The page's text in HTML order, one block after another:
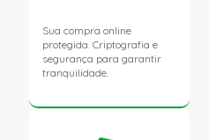
12V OM352 DIESEL (1970 -
12V OM352 DIESEL (1970 -
Sua compra online
protegida. Criptografia e
segurança para garantir
tranquilidade.